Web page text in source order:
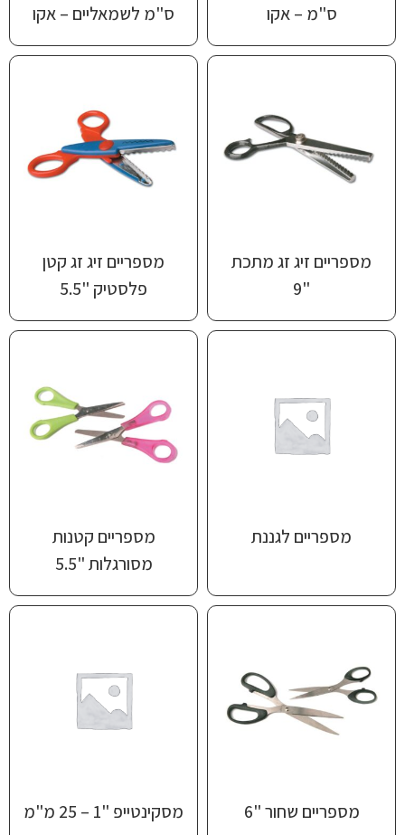
ס"מ – אקו
ס"מ לשמאליים – אקו
מספריים זיג זג מתכת
"9
מספריים זיג זג קטן
פלסטיק "5.5
מספריים לגננת
מספריים קטנות
מסורגלות "5.5
מספריים שחור "6 מסקינטייפ "1 – 25 מ"מ